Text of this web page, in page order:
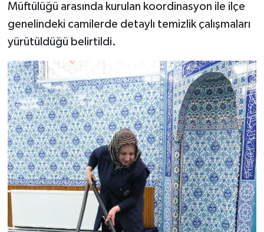
Müftülüğü arasında kurulan koordinasyon ile ilçe
genelindeki camilerde detaylı temizlik çalışmaları
yürütüldüğü belirtildi.
Seri İlan
Siyaset
Spor
Teknoloji
Vasıta
Vefat Haberleri
Yaşam